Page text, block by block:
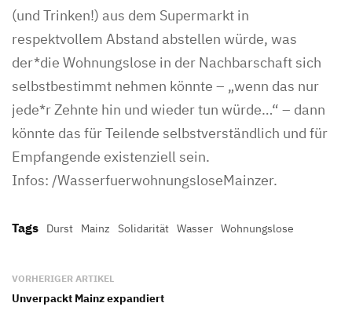
(und Trinken!) aus dem Supermarkt in
respektvollem Abstand abstellen würde, was
der*die Wohnungslose in der Nachbarschaft sich
selbstbestimmt nehmen könnte – „wenn das nur
jede*r Zehnte hin und wieder tun würde…“ – dann
könnte das für Teilende selbstverständlich und für
Empfangende existenziell sein.
Infos: /WasserfuerwohnungsloseMainzer.
Tags Durst Mainz Solidarität Wasser Wohnungslose
VORHERIGER ARTIKEL
Unverpackt Mainz expandiert